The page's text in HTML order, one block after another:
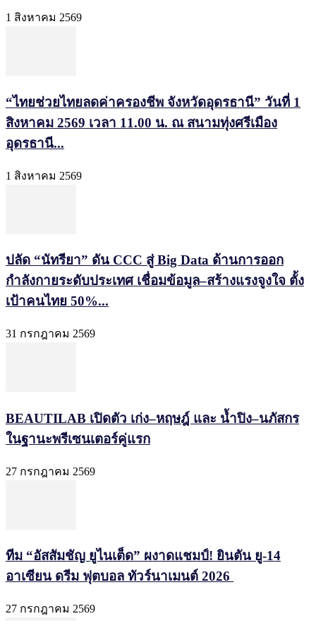
1 สิงหาคม 2569
“ไทยช่วยไทยลดค่าครองชีพ จังหวัดอุดรธานี” วันที่ 1
สิงหาคม 2569 เวลา 11.00 น. ณ สนามทุ่งศรีเมือง
อุดรธานี...
1 สิงหาคม 2569
ปลัด “นัทรียา” ดัน CCC สู่ Big Data ด้านการออก
กำลังกายระดับประเทศ เชื่อมข้อมูล–สร้างแรงจูงใจ ตั้ง
เป้าคนไทย 50%...
31 กรกฎาคม 2569
BEAUTILAB เปิดตัว เก่ง–หฤษฎ์ และ น้ำปิง–นภัสกร
ในฐานะพรีเซนเตอร์คู่แรก
27 กรกฎาคม 2569
ทีม “อัสสัมชัญ ยูไนเต็ด” ผงาดแชมป์! ยินตัน ยู-14
อาเซียน ดรีม ฟุตบอล ทัวร์นาเมนต์ 2026
27 กรกฎาคม 2569